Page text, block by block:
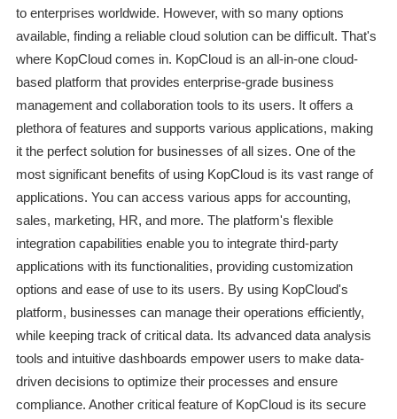
to enterprises worldwide. However, with so many options
available, finding a reliable cloud solution can be difficult. That's
where KopCloud comes in. KopCloud is an all-in-one cloud-
based platform that provides enterprise-grade business
management and collaboration tools to its users. It offers a
plethora of features and supports various applications, making
it the perfect solution for businesses of all sizes. One of the
most significant benefits of using KopCloud is its vast range of
applications. You can access various apps for accounting,
sales, marketing, HR, and more. The platform's flexible
integration capabilities enable you to integrate third-party
applications with its functionalities, providing customization
options and ease of use to its users. By using KopCloud's
platform, businesses can manage their operations efficiently,
while keeping track of critical data. Its advanced data analysis
tools and intuitive dashboards empower users to make data-
driven decisions to optimize their processes and ensure
compliance. Another critical feature of KopCloud is its secure